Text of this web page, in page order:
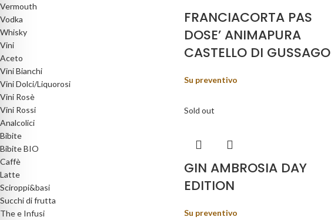
Vermouth
Vodka
Whisky
Vini
Aceto
Vini Bianchi
Vini Dolci/Liquorosi
Vini Rosè
Vini Rossi
Analcolici
Bibite
Bibite BIO
Caffè
Latte
Sciroppi&basi
Succhi di frutta
The e Infusi
FRANCIACORTA PAS
DOSE’ ANIMAPURA
CASTELLO DI GUSSAGO
Su preventivo
Sold out
GIN AMBROSIA DAY
EDITION
Su preventivo